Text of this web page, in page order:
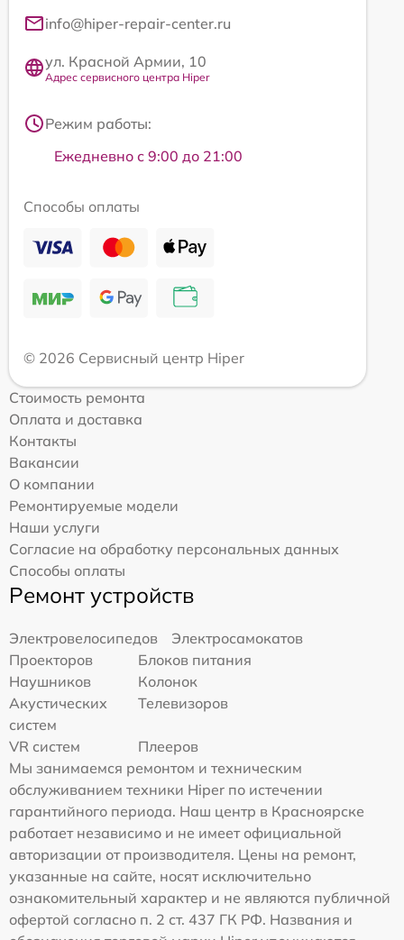
info@hiper-repair-center.ru
ул. Красной Армии, 10
Адрес сервисного центра Hiper
Режим работы:
Ежедневно с 9:00 до 21:00
Способы оплаты
© 2026 Сервисный центр Hiper
Стоимость ремонта
Оплата и доставка
Контакты
Вакансии
О компании
Ремонтируемые модели
Наши услуги
Согласие на обработку персональных данных
Способы оплаты
Ремонт устройств
Электровелосипедов
Электросамокатов
Проекторов
Блоков питания
Наушников
Колонок
Акустических
систем
Телевизоров
VR систем
Плееров
Мы занимаемся ремонтом и техническим
обслуживанием техники Hiper по истечении
гарантийного периода. Наш центр в Красноярске
работает независимо и не имеет официальной
авторизации от производителя. Цены на ремонт,
указанные на сайте, носят исключительно
ознакомительный характер и не являются публичной
офертой согласно п. 2 ст. 437 ГК РФ. Названия и